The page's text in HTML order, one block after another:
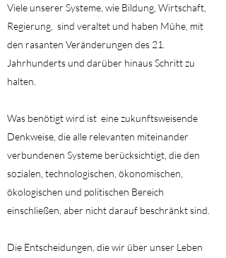
Viele unserer Systeme, wie Bildung, Wirtschaft,
Regierung, sind veraltet und haben Mühe, mit
den rasanten Veränderungen des 21.
Jahrhunderts und darüber hinaus Schritt zu
halten.
Was benötigt wird ist eine zukunftsweisende
Denkweise, die alle relevanten miteinander
verbundenen Systeme berücksichtigt, die den
sozialen, technologischen, ökonomischen,
ökologischen und politischen Bereich
einschließen, aber nicht darauf beschränkt sind.
Die Entscheidungen, die wir über unser Leben